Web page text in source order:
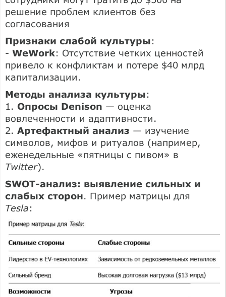
решение проблем клиентов без
согласования
Признаки слабой культуры:
- WeWork: Отсутствие четких ценностей
привело к конфликтам и потере $40 млрд
капитализации.
Методы анализа культуры:
1. Опросы Denison — оценка
вовлеченности и адаптивности.
2. Артефактный анализ — изучение
символов, мифов и ритуалов (например,
еженедельные «пятницы с пивом» в
Twitter).
SWOT-анализ: выявление сильных и
слабых сторон. Пример матрицы для
Tesla: